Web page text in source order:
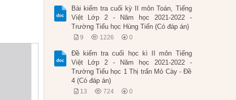
Bài kiểm tra cuối kỳ II môn Toán, Tiếng
Việt Lớp 2 - Năm học 2021-2022 -
Trường Tiểu học Hùng Tiến (Có đáp án)
9 1226 0
Đề kiểm tra cuối học kì II môn Tiếng
Việt Lớp 2 - Năm học 2021-2022 -
Trường Tiểu học 1 Thị trấn Mỏ Cày - Đề
4 (Có đáp án)
13 724 0